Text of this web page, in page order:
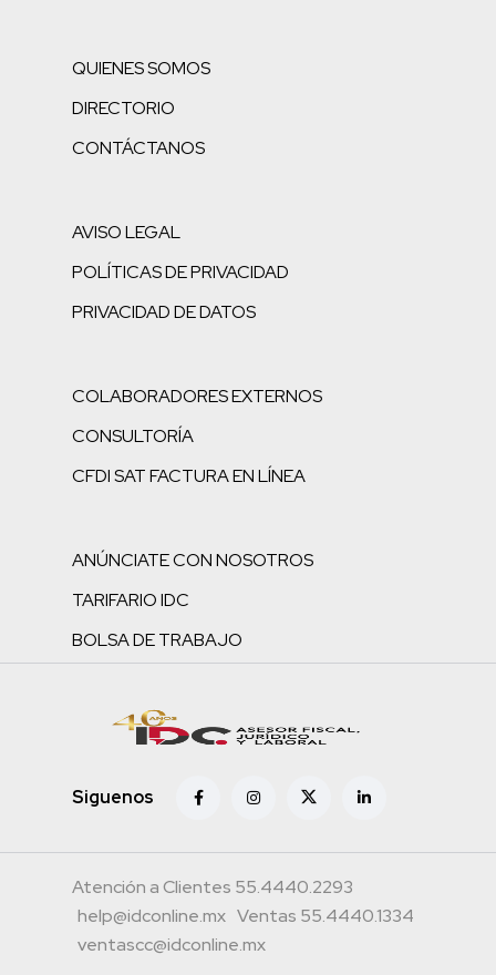
QUIENES SOMOS
DIRECTORIO
CONTÁCTANOS
AVISO LEGAL
POLÍTICAS DE PRIVACIDAD
PRIVACIDAD DE DATOS
COLABORADORES EXTERNOS
CONSULTORÍA
CFDI SAT FACTURA EN LÍNEA
ANÚNCIATE CON NOSOTROS
TARIFARIO IDC
BOLSA DE TRABAJO
Siguenos
Atención a Clientes 55.4440.2293
help@idconline.mx Ventas 55.4440.1334
ventascc@idconline.mx